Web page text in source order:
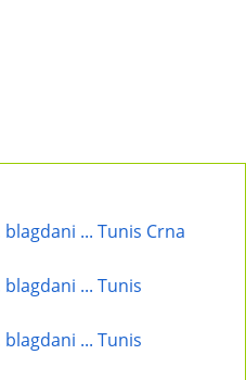
... Tunis Crna
... Tunis
... Tunis